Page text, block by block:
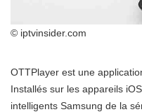
© iptvinsider.com
OTTPlayer est une
Installés sur les appareils
intelligents Samsung de la